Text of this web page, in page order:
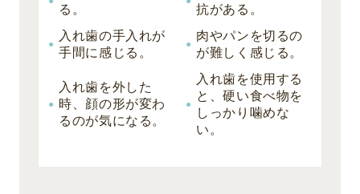
る。
抗がある。
入れ歯の手入れが
手間に感じる。
肉やパンを切るの
が難しく感じる。
入れ歯を外した
時、顔の形が変わ
るのが気になる。
入れ歯を使用する
と、硬い食べ物を
しっかり噛めな
い。